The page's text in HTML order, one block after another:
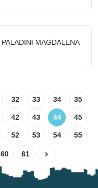
PALADINI MAGDALENA
32 33 34 35
42 43 44 45
52 53 54 55
60 61